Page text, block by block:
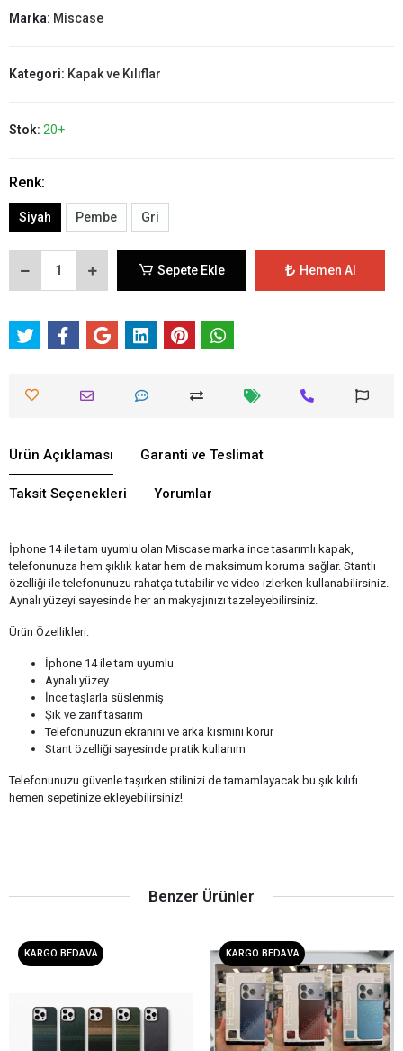
Marka: Miscase
Kategori: Kapak ve Kılıflar
Stok: 20+
Renk:
Siyah Pembe Gri
Sepete Ekle Hemen Al
Ürün Açıklaması Garanti ve Teslimat
Taksit Seçenekleri Yorumlar
İphone 14 ile tam uyumlu olan Miscase marka ince tasarımlı kapak,
telefonunuza hem şıklık katar hem de maksimum koruma sağlar. Stantlı
özelliği ile telefonunuzu rahatça tutabilir ve video izlerken kullanabilirsiniz.
Aynalı yüzeyi sayesinde her an makyajınızı tazeleyebilirsiniz.
Ürün Özellikleri:
İphone 14 ile tam uyumlu
Aynalı yüzey
İnce taşlarla süslenmiş
Şık ve zarif tasarım
Telefonunuzun ekranını ve arka kısmını korur
Stant özelliği sayesinde pratik kullanım
Telefonunuzu güvenle taşırken stilinizi de tamamlayacak bu şık kılıfı
hemen sepetinize ekleyebilirsiniz!
Benzer Ürünler
KARGO BEDAVA KARGO BEDAVA